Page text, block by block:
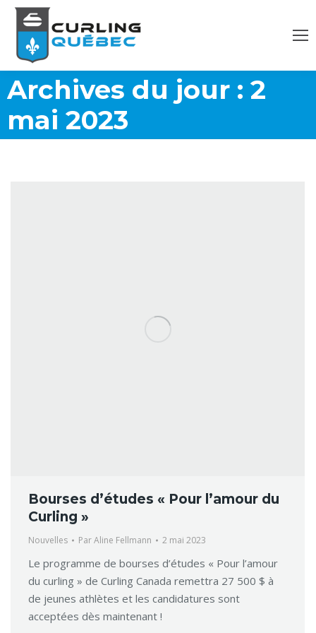
Archives du jour : 2
mai 2023
Bourses d’études « Pour l’amour du
Curling »
Nouvelles ParAline Fellmann 2 mai 2023
Le programme de bourses d’études « Pour l’amour
du curling » de Curling Canada remettra 27 500 $ à
de jeunes athlètes et les candidatures sont
acceptées dès maintenant !